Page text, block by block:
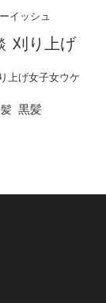
イッシュ
刈り上げ
上げ女子女ウケ
黒髪